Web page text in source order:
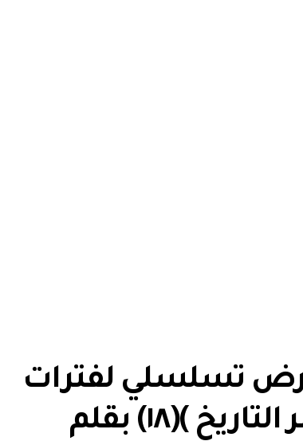
تسلسلي لفترات
الحكام فى العالم الإسلامي عبر التاريخ )(١٨) بقلم